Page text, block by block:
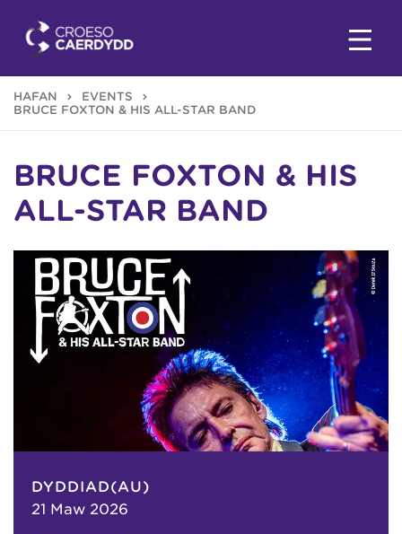
HAFAN
EVENTS
BRUCE FOXTON & HIS ALL-STAR BAND
BRUCE FOXTON & HIS
ALL-STAR BAND
DYDDIAD(AU)
21 Maw 2026